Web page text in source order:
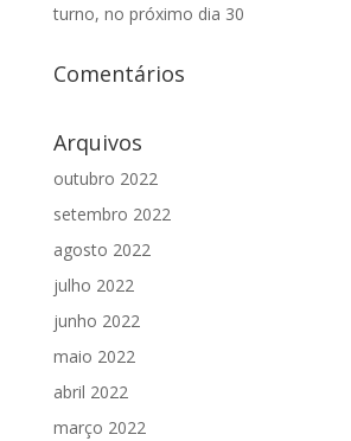
turno, no próximo dia 30
Comentários
Arquivos
outubro 2022
setembro 2022
agosto 2022
julho 2022
junho 2022
maio 2022
abril 2022
março 2022